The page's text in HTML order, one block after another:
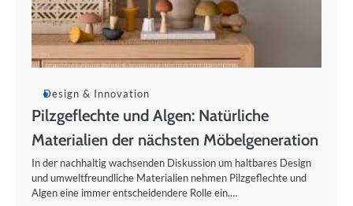
Design & Innovation
Pilzgeflechte und Algen: Natürliche
Materialien der nächsten Möbelgeneration
In der nachhaltig wachsenden Diskussion um haltbares Design
und umweltfreundliche Materialien nehmen Pilzgeflechte und
Algen eine immer entscheidendere Rolle ein.…